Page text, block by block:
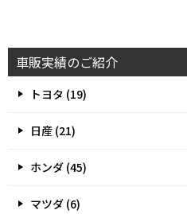
車販実績のご紹介
トヨタ (19)
日産 (21)
ホンダ (45)
マツダ (6)